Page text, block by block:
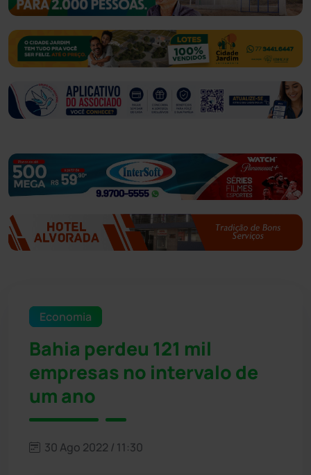
Economia
Bahia perdeu 121 mil
empresas no intervalo de
um ano
30 Ago 2022 / 11:30